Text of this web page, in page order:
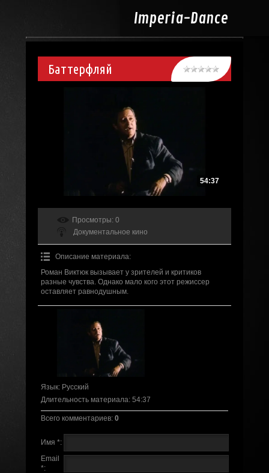
Imperia-Dance
Баттерфляй
54:37
Просмотры: 0
Документальное кино
Описание материала:
Роман Виктюк вызывает у зрителей и критиков
разные чувства. Однако мало кого этот режиссер
оставляет равнодушным.
Язык: Русский
Длительность материала: 54:37
Всего комментариев: 0
Имя *:
Email
*: